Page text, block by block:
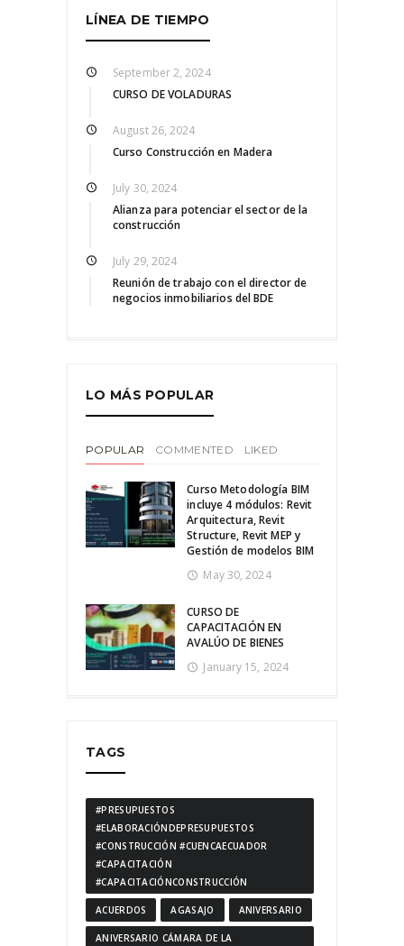
LÍNEA DE TIEMPO
September 2, 2024
CURSO DE VOLADURAS
August 26, 2024
Curso Construcción en Madera
July 30, 2024
Alianza para potenciar el sector de la
construcción
July 29, 2024
Reunión de trabajo con el director de
negocios inmobiliarios del BDE
LO MÁS POPULAR
POPULAR COMMENTED LIKED
Curso Metodología BIM
incluye 4 módulos: Revit
Arquitectura, Revit
Structure, Revit MEP y
Gestión de modelos BIM
May 30, 2024
CURSO DE
CAPACITACIÓN EN
AVALÚO DE BIENES
January 15, 2024
TAGS
#PRESUPUESTOS
#ELABORACIÓNDEPRESUPUESTOS
#CONSTRUCCIÓN #CUENCAECUADOR
#CAPACITACIÓN
#CAPACITACIÓNCONSTRUCCIÓN
ACUERDOS AGASAJO ANIVERSARIO
ANIVERSARIO CÁMARA DE LA